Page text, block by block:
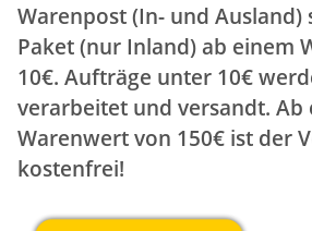
Warenpost (In- und Ausland)
Paket (nur Inland) ab einem
10€. Aufträge unter 10€
verarbeitet und versandt. Ab
Warenwert von 150€ ist der
kostenfrei!